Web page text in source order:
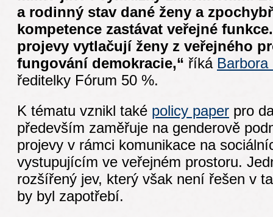
a rodinný stav dané ženy a
kompetence zastávat veřejné
projevy vytlačují ženy z veřejného
fungování demokracie,“ říká Barbora
ředitelky Fórum 50 %.
K tématu vznikl také policy paper pro
především zaměřuje na genderově
projevy v rámci komunikace na
vystupujícím ve veřejném prostoru.
rozšířený jev, který však není řešen v
by byl zapotřebí.